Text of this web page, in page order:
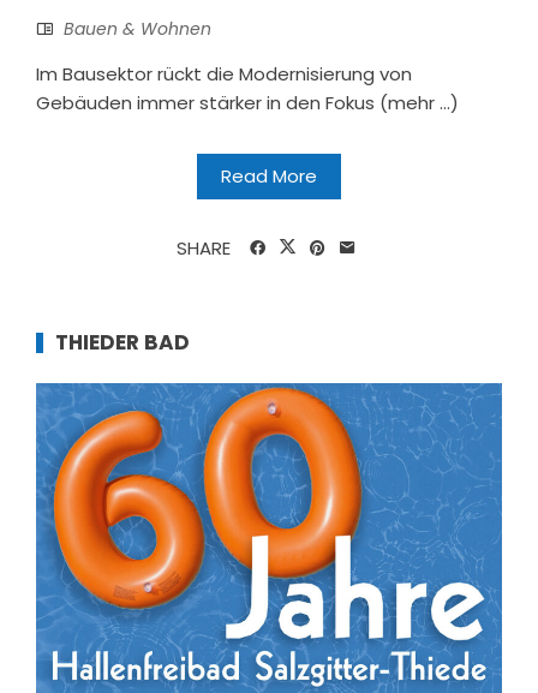
Bauen & Wohnen
Im Bausektor rückt die Modernisierung von
Gebäuden immer stärker in den Fokus (mehr …)
Read More
SHARE
THIEDER BAD